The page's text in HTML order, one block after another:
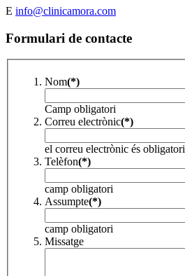
E info@clinicamora.com
Formulari de contacte
Nom(*)
Camp obligatori
Correu electrònic(*)
el correu electrònic és obligatori
Telèfon(*)
camp obligatori
Assumpte(*)
camp obligatori
Missatge